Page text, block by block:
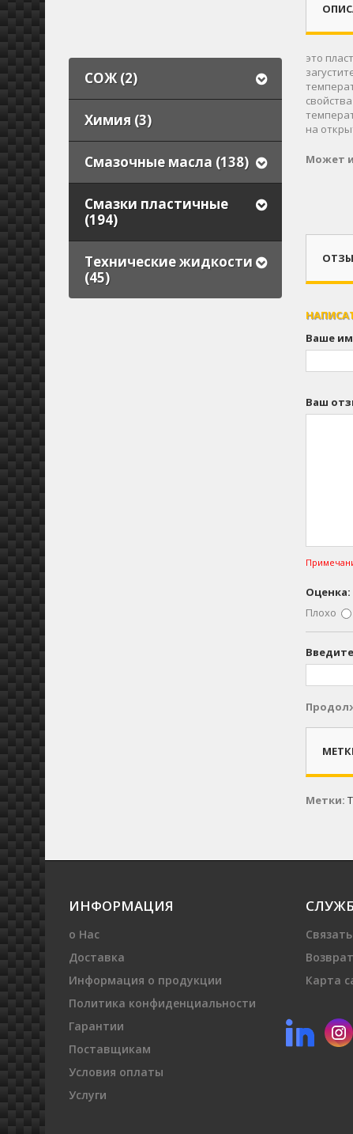
это
на
Может
Ваше
Ваш
Оценка:
Плохо
Метки:
СОЖ (2)
Химия (3)
Смазочные масла (138)
Смазки пластичные
(194)
Технические жидкости
(45)
ИНФОРМАЦИЯ
о Нас
Доставка
Информация о продукции
Политика конфиденциальности
Гарантии
Поставщикам
Условия оплаты
Услуги
Карта